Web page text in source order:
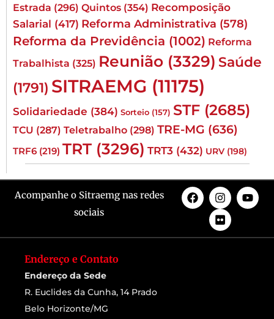
Estrada (296) Quintos (354) Recomposição
Salarial (417) Reforma Administrativa (578)
Reforma da Previdência (1002) Reforma
Trabalhista (325) Reunião (3329) Saúde
(1791) SITRAEMG (11175)
Solidariedade (384) Sorteio (157) STF (2685)
TCU (287) Teletrabalho (298) TRE-MG (636)
TRF6 (219) TRT (3296) TRT3 (432) URV (198)
Acompanhe o Sitraemg nas redes
sociais
Endereço e Contato
Endereço da Sede
R. Euclides da Cunha, 14 Prado
Belo Horizonte/MG